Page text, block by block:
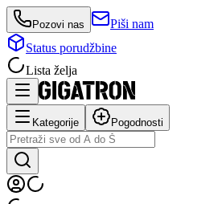
Pozovi nas
Piši nam
Status porudžbine
Lista želja
Kategorije Pogodnosti